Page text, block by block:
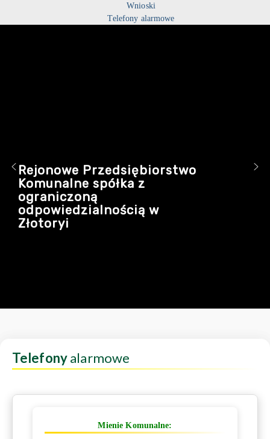
Wnioski
Telefony alarmowe
Rejonowe Przedsiębiorstwo
Komunalne spółka z
ograniczoną
odpowiedzialnością w
Złotoryi
Telefonyalarmowe
Mienie Komunalne: